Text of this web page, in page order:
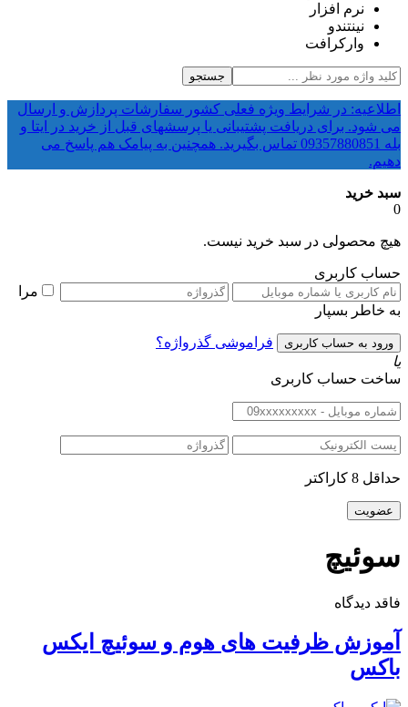
نرم افزار
نینتندو
وارکرافت
جستجو
اطلاعیه: در شرایط ویژه فعلی کشور سفارشات پردازش و ارسال
می شود. برای دریافت پشتیبانی یا پرسشهای قبل از خرید در ایتا و
بله 09357880851 تماس بگیرید. همچنین به پیامک هم پاسخ می
دهیم.
سبد خرید
0
هیچ محصولی در سبد خرید نیست.
حساب کاربری
مرا
به خاطر بسپار
فراموشی گذرواژه؟
یا
ساخت حساب کاربری
حداقل 8 کاراکتر
سوئیچ
فاقد دیدگاه
آموزش ظرفیت های هوم و سوئیچ ایکس
باکس